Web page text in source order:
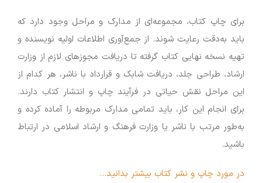
برای چاپ کتاب، مجموعه‌ای از مدارک و مراحل وجود دارد که
باید به‌دقت رعایت شوند. از جمع‌آوری اطلاعات اولیه نویسنده و
تهیه نسخه نهایی کتاب گرفته تا دریافت مجوزهای لازم از وزارت
ارشاد، طراحی جلد، دریافت شابک و قرارداد با ناشر، هر کدام از
این مراحل نقش حیاتی در فرآیند چاپ و انتشار کتاب دارند.
برای انجام این کار، باید تمامی مدارک مربوطه را آماده کرده و
به‌طور مرتب با ناشر یا وزارت فرهنگ و ارشاد اسلامی در ارتباط
باشید.
در مورد چاپ و نشر کتاب بیشتر بدانید…